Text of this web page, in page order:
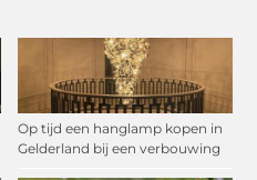
Op tijd een hanglamp kopen in
Gelderland bij een verbouwing